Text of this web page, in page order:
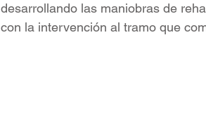
desarrollando las maniobras de
con la intervención al tramo que